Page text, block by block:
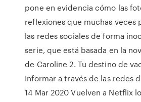
pone en evidencia cómo las
reflexiones que muchas veces
las redes sociales de forma
serie, que está basada en la
de Caroline 2. Tu destino de
Informar a través de las redes
14 Mar 2020 Vuelven a Netflix